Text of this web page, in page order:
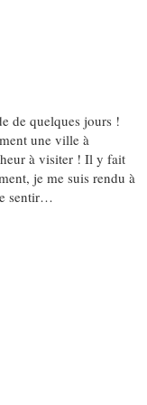
de quelques jours !
une ville à
à visiter ! Il y fait
je me suis rendu à
sentir…